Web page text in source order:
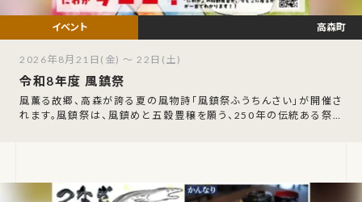
令和8年度 風鎮祭
風薫る故郷、高森が誇る夏の風物詩「風鎮祭ふうちんさい」が開催さ
れます。風鎮祭は、風鎮めと五穀豊穣を願う、250年の伝統ある祭り
高森町
2026年8月21日(金) ～ 22日(土)